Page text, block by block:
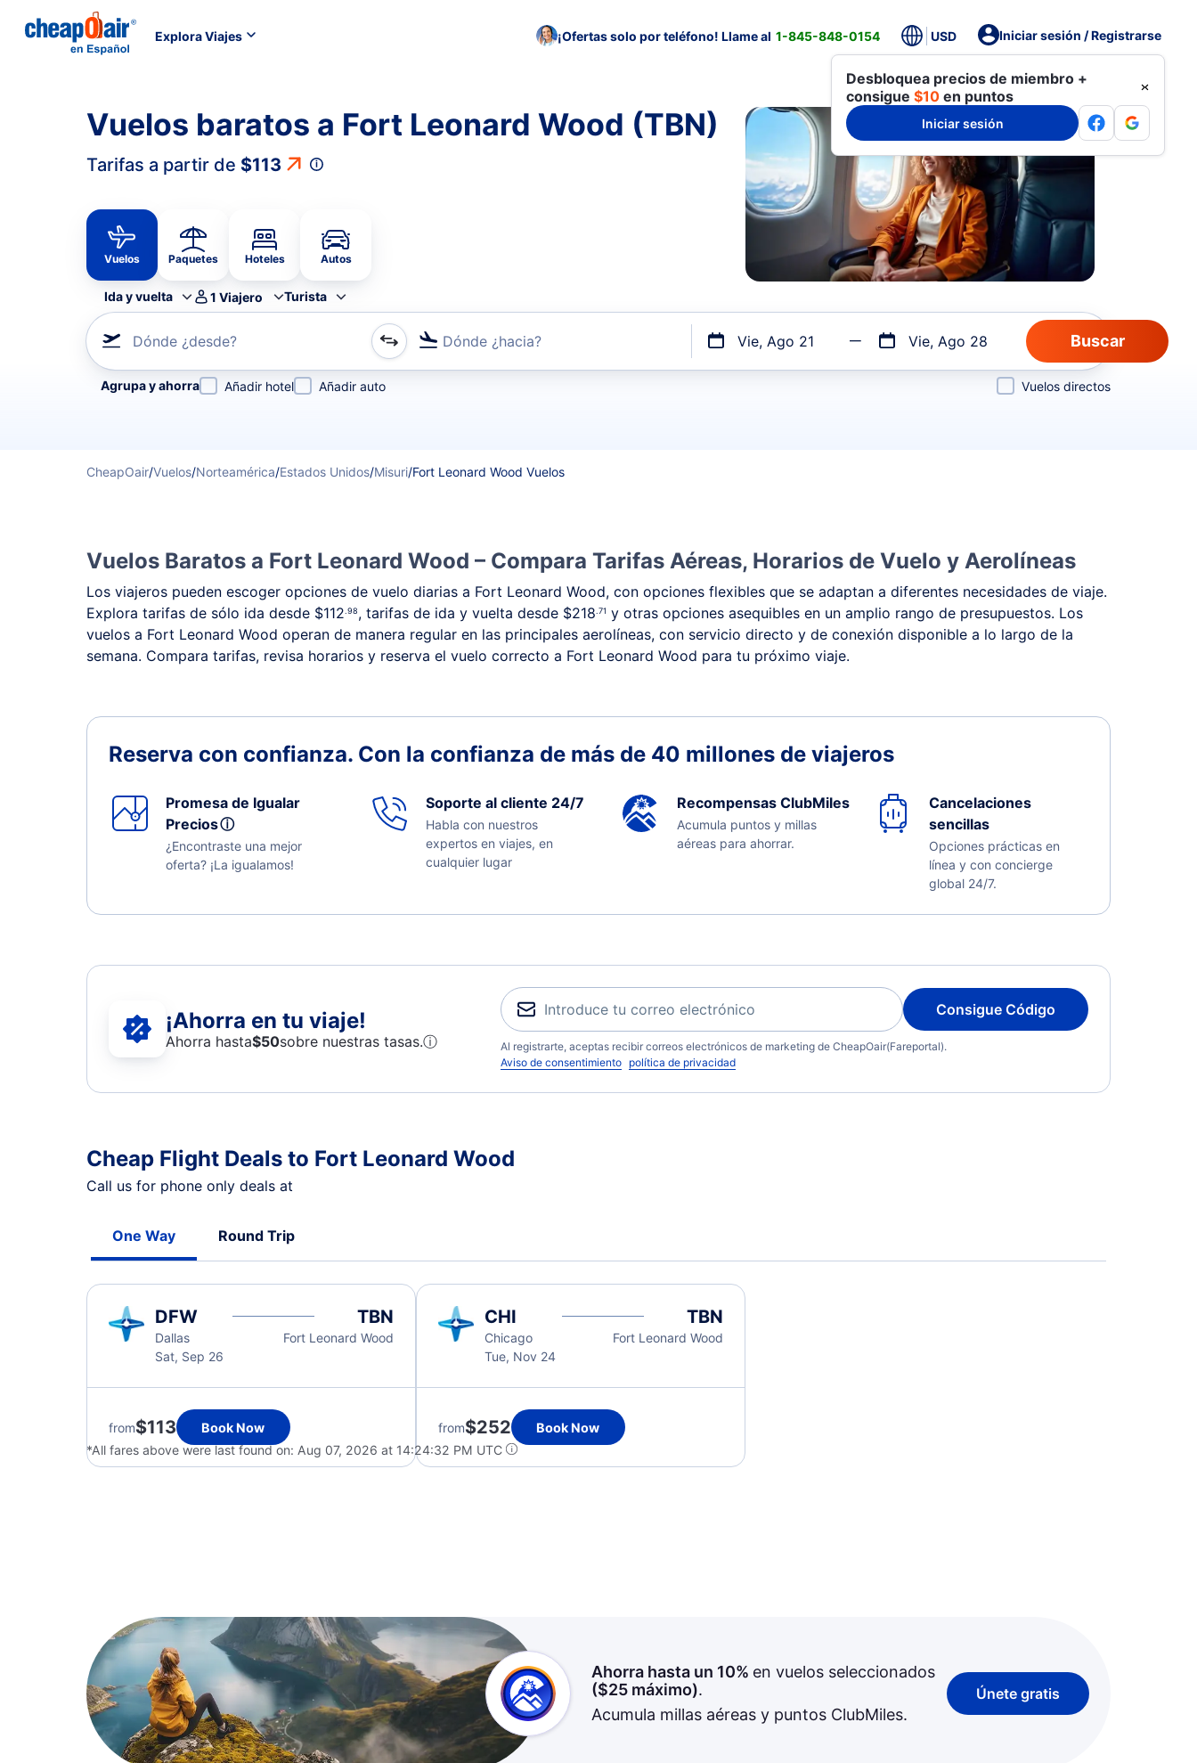
Explora Viajes ¡Ofertas solo por teléfono! Llame al 1-845-848-0154 USD Iniciar sesión / Registrarse
Desbloquea precios de miembro +
consigue $10 en puntos
Iniciar sesión
Vuelos baratos a Fort Leonard Wood (TBN)
Tarifas a partir de $113
Vuelos Paquetes Hoteles Autos
Ida y vuelta 1 Viajero Turista
Dónde ¿desde? Dónde ¿hacia? Vie, Ago 21 Vie, Ago 28
Refina tu búsqueda por aerolínea, por ciudad o aeropuerto o por vuelos directos
Agrupa y ahorra Añadir hotel Añadir auto Vuelos directos
CheapOair/Vuelos/Norteamérica/Estados Unidos/Misuri/Fort Leonard Wood Vuelos
Vuelos Baratos a Fort Leonard Wood – Compara Tarifas Aéreas, Horarios de Vuelo y Aerolíneas
Los viajeros pueden escoger opciones de vuelo diarias a Fort Leonard Wood, con opciones flexibles que se adaptan a diferentes necesidades de viaje.
Explora tarifas de sólo ida desde $112.98, tarifas de ida y vuelta desde $218.71 y otras opciones asequibles en un amplio rango de presupuestos. Los
vuelos a Fort Leonard Wood operan de manera regular en las principales aerolíneas, con servicio directo y de conexión disponible a lo largo de la
semana. Compara tarifas, revisa horarios y reserva el vuelo correcto a Fort Leonard Wood para tu próximo viaje.
Reserva con confianza. Con la confianza de más de 40 millones de viajeros
Promesa de Igualar
Preciosⓘ
¿Encontraste una mejor
oferta? ¡La igualamos!
Soporte al cliente 24/7
Habla con nuestros
expertos en viajes, en
cualquier lugar
Recompensas ClubMiles
Acumula puntos y millas
aéreas para ahorrar.
Cancelaciones
sencillas
Opciones prácticas en
línea y con concierge
global 24/7.
¡Ahorra en tu viaje!
Ahorra hasta$50sobre nuestras tasas.ⓘ
Consigue Código
Al registrarte, aceptas recibir correos electrónicos de marketing de CheapOair(Fareportal).
Aviso de consentimiento política de privacidad
Cheap Flight Deals to Fort Leonard Wood
Call us for phone only deals at
One Way Round Trip
DFW
Dallas
Sat, Sep 26
TBN
Fort Leonard Wood
from$113 Book Now
CHI
Chicago
Tue, Nov 24
TBN
Fort Leonard Wood
from$252
Book Now
*All fares above were last found on: Aug 07, 2026 at 14:24:32 PM UTC
Ahorra hasta un 10% en vuelos seleccionados
($25máximo).
Acumula millas aéreas y puntos ClubMiles.
Únete gratis